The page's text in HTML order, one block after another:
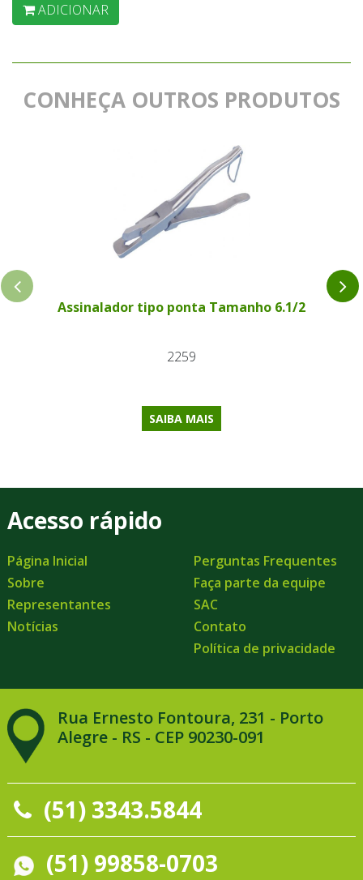
ADICIONAR
CONHEÇA OUTROS PRODUTOS
Assinalador tipo ponta Tamanho 6.1/2
2259
SAIBA MAIS
Acesso rápido
Página Inicial
Sobre
Representantes
Notícias
Perguntas Frequentes
Faça parte da equipe
SAC
Contato
Política de privacidade
Rua Ernesto Fontoura, 231 - Porto
Alegre - RS - CEP 90230-091
(51) 3343.5844
(51) 99858-0703